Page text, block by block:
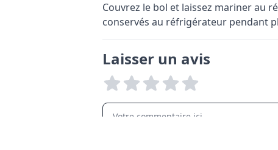
Couvrez le bol et laissez mariner au
conservés au réfrigérateur pendant
Laisser un avis